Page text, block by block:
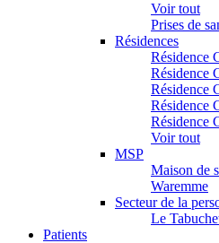
Voir tout
Prises de
Résidences
Résidence
Résidence
Résidence
Résidence
Résidence
Voir tout
MSP
Maison de
Waremme
Secteur de la
Le
Patients